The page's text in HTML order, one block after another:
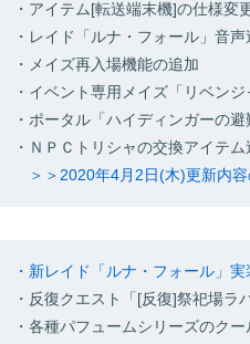
・アイテム[転送端末機]の仕様変
・レイド「ルナ・フォール」音声
・メイズ再入場機能の追加
・イベント専用メイズ「リベン
・ポータル「ハイディンガーの
・ＮＰＣトリシャの交換アイテ
＞＞2020年4月2日(木)更新内
・新レイド「ルナ・フォール」実
・反復クエスト「[反復]祭祀場ラ
・各種パフュームシリーズのク